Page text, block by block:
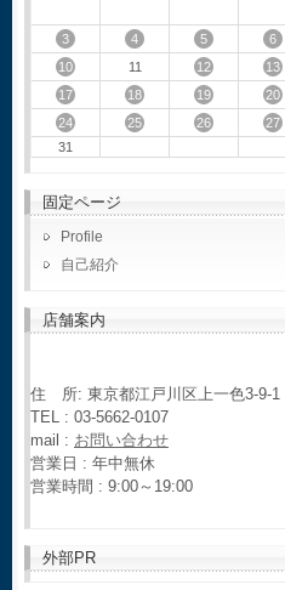
3
4 5 6
10
11 12 13
17
18 19 20
24
25 26 27
31
固定ページ
Profile
自己紹介
店舗案内
住 所: 東京都江戸川区上一色3-9-1
TEL : 03-5662-0107
mail : お問い合わせ
営業日 : 年中無休
営業時間 : 9:00～19:00
外部PR